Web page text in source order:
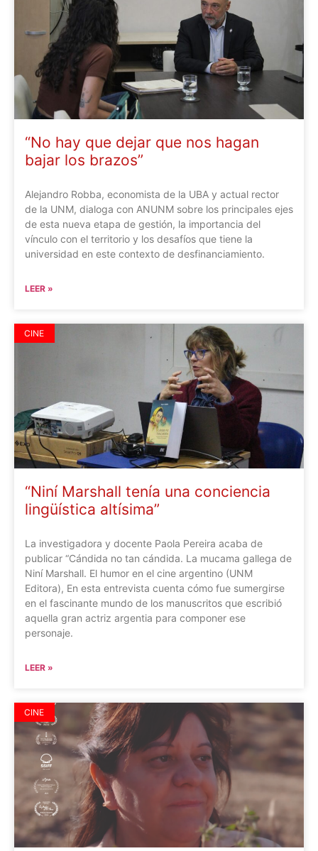
“No hay que dejar que nos hagan
bajar los brazos”
Alejandro Robba, economista de la UBA y actual rector
de la UNM, dialoga con ANUNM sobre los principales ejes
de esta nueva etapa de gestión, la importancia del
vínculo con el territorio y los desafíos que tiene la
universidad en este contexto de desfinanciamiento.
LEER »
CINE
“Niní Marshall tenía una conciencia
lingüística altísima”
La investigadora y docente Paola Pereira acaba de
publicar “Cándida no tan cándida. La mucama gallega de
Niní Marshall. El humor en el cine argentino (UNM
Editora), En esta entrevista cuenta cómo fue sumergirse
en el fascinante mundo de los manuscritos que escribió
aquella gran actriz argentia para componer ese
personaje.
LEER »
CINE